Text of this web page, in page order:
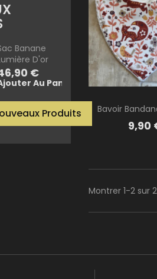
Banane
D'or
€
Au Panier
Produits Bavoir
Prix
9,90
Montrer 1-2 sur